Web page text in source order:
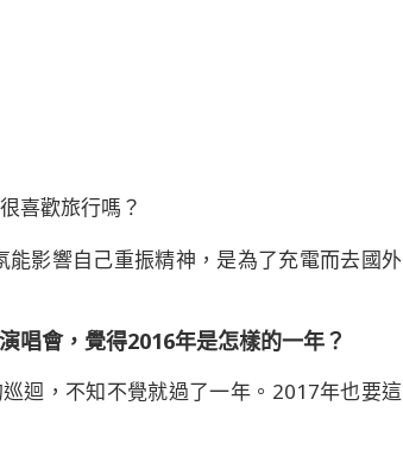
喜歡旅行嗎？
影響自己重振精神，是為了充電而去國外
會，覺得2016年是怎樣的一年？
迴，不知不覺就過了一年。2017年也要這